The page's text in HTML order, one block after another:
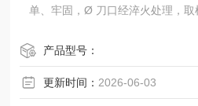
单、牢固，Ø 刀口经淬火处理，取
产品型号：
更新时间： 2026-06-03